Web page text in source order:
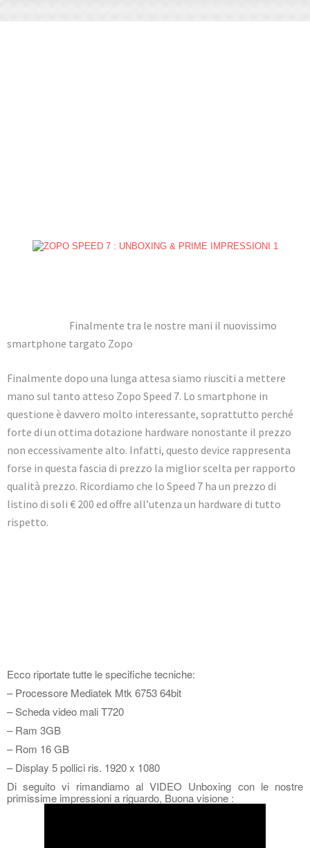
Finalmente tra le nostre mani il nuovissimo
smartphone targato Zopo
Finalmente dopo una lunga attesa siamo riusciti a mettere
mano sul tanto atteso Zopo Speed 7. Lo smartphone in
questione è davvero molto interessante, soprattutto perché
forte di un ottima dotazione hardware nonostante il prezzo
non eccessivamente alto. Infatti, questo device rappresenta
forse in questa fascia di prezzo la miglior scelta per rapporto
qualità prezzo. Ricordiamo che lo Speed 7 ha un prezzo di
listino di soli € 200 ed offre all’utenza un hardware di tutto
rispetto.
Ecco riportate tutte le specifiche tecniche:
– Processore Mediatek Mtk 6753 64bit
– Scheda video mali T720
– Ram 3GB
– Rom 16 GB
– Display 5 pollici ris. 1920 x 1080
Di seguito vi rimandiamo al VIDEO Unboxing con le nostre
primissime impressioni a riguardo, Buona visione :